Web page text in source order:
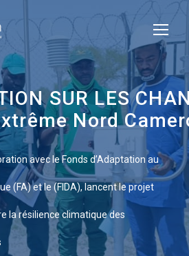
SUR LES
Nord
avec le Fonds d’Adaptation au
(FA) et le (FIDA), lancent le projet
la résilience climatique des